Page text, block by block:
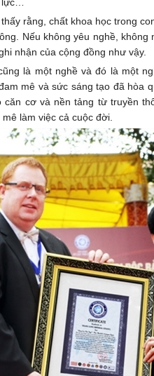
rằng, chất khoa học trong
Nếu không yêu nghề,
nhận của cộng đồng như vậy.
là một nghề và đó là một
mê và sức sáng tạo đã hòa
cơ và nền tảng từ truyền
làm việc cả cuộc đời.